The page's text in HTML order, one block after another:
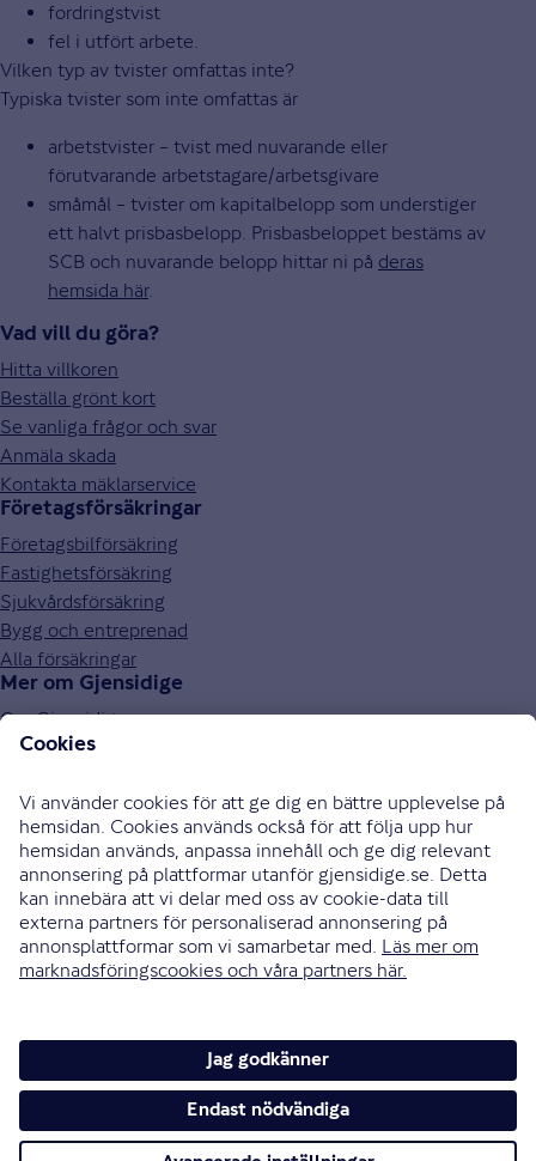
fordringstvist
fel i utfört arbete.
Vilken typ av tvister omfattas inte?
Typiska tvister som inte omfattas är
arbetstvister – tvist med nuvarande eller
förutvarande arbetstagare/arbetsgivare
småmål – tvister om kapitalbelopp som understiger
ett halvt prisbasbelopp. Prisbasbeloppet bestäms av
SCB och nuvarande belopp hittar ni på deras
hemsida här.
Vad vill du göra?
Hitta villkoren
Beställa grönt kort
Se vanliga frågor och svar
Anmäla skada
Kontakta mäklarservice
Företagsförsäkringar
Företagsbilförsäkring
Fastighetsförsäkring
Sjukvårdsförsäkring
Bygg och entreprenad
Alla försäkringar
Mer om Gjensidige
Om Gjensidige
Jobba hos oss
Press och media
Investor relations
Samarbetspartners
0771-326 326
Bli uppringd
Skriv till oss
Instagram
Cookies och säkerhet
Hantering av personuppgifter
Tillgänglighetsredogörelse